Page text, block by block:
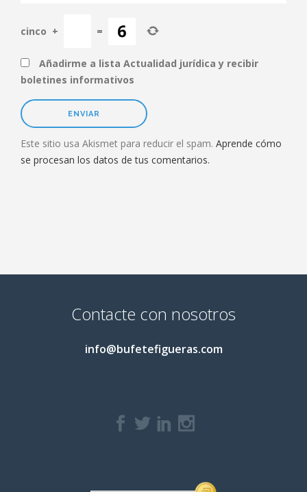
cinco + =
Añadirme a lista Actualidad jurídica y recibir
boletines informativos
Este sitio usa Akismet para reducir el spam. Aprende cómo
se procesan los datos de tus comentarios.
Contacte con nosotros
info@bufetefigueras.com